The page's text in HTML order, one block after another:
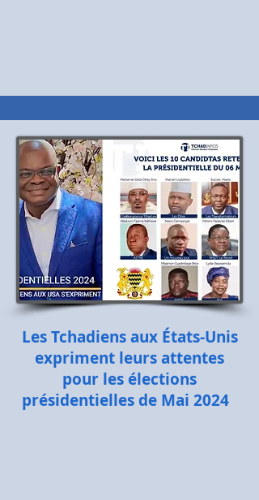
Les Tchadiens aux États-Unis
expriment leurs attentes
pour les élections
présidentielles de Mai 2024